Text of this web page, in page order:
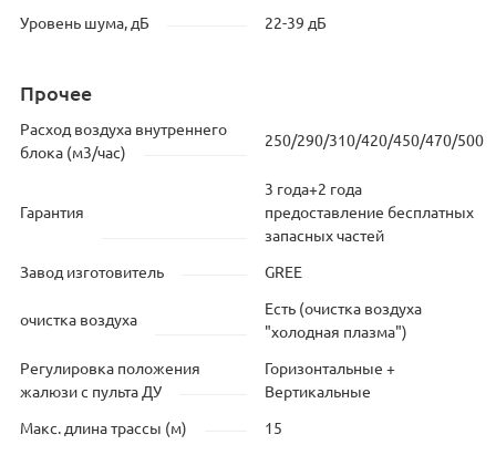
Уровень шума, дБ 22-39 дБ
Прочее
Расход воздуха внутреннего
блока (м3/час)
250/290/310/420/450/470/500
Гарантия
3 года+2 года
предоставление бесплатных
запасных частей
Завод изготовитель GREE
очистка воздуха
Есть (очистка воздуха
"холодная плазма")
Регулировка положения
жалюзи с пульта ДУ
Горизонтальные +
Вертикальные
Макс. длина трассы (м) 15